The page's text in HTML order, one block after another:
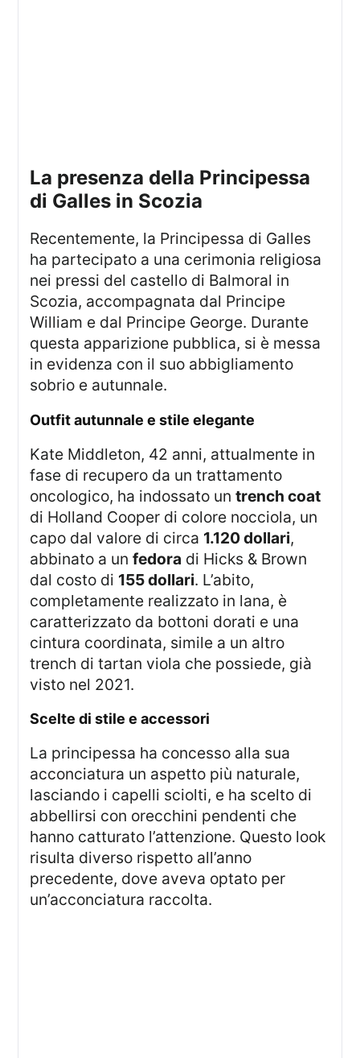
La presenza della Principessa
di Galles in Scozia
Recentemente, la Principessa di Galles
ha partecipato a una cerimonia religiosa
nei pressi del castello di Balmoral in
Scozia, accompagnata dal Principe
William e dal Principe George. Durante
questa apparizione pubblica, si è messa
in evidenza con il suo abbigliamento
sobrio e autunnale.
Outfit autunnale e stile elegante
Kate Middleton, 42 anni, attualmente in
fase di recupero da un trattamento
oncologico, ha indossato untrench coat
di Holland Cooper di colore nocciola, un
capo dal valore di circa 1.120 dollari,
abbinato a unfedora di Hicks & Brown
dal costo di 155 dollari. L’abito,
completamente realizzato in lana, è
caratterizzato da bottoni dorati e una
cintura coordinata, simile a un altro
trench di tartan viola che possiede, già
visto nel 2021.
Scelte di stile e accessori
La principessa ha concesso alla sua
acconciatura un aspetto più naturale,
lasciando i capelli sciolti, e ha scelto di
abbellirsi con orecchini pendenti che
hanno catturato l’attenzione. Questo look
risulta diverso rispetto all’anno
precedente, dove aveva optato per
un’acconciatura raccolta.